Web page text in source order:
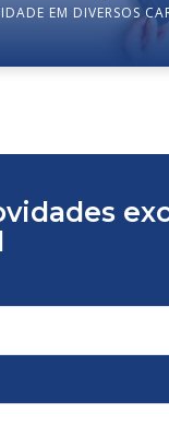
EM DIVERSOS